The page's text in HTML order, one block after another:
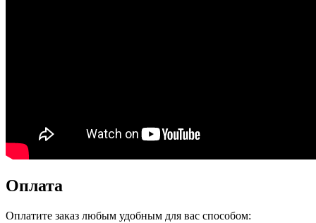
Оплата
Оплатите заказ любым удобным для вас способом: